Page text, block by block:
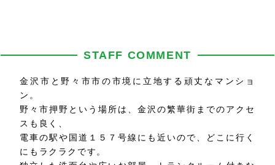
STAFF COMMENT
金沢市と野々市市の市境に立地する頑丈なマンショ
ン。
野々市押野という場所は、金沢の繁華街までのアクセ
スも良く、
電車の駅や国道１５７号線にも近いので、どこに行く
にもラクラクです。